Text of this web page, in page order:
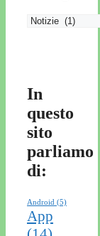
Categorie
In
questo
sito
parliamo
di:
Android (5)
App